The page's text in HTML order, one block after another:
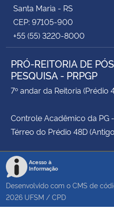
Santa Maria - RS
CEP: 97105-900
+55 (55) 3220-8000
PRÓ-REITORIA DE
PESQUISA - PRPGP
7º andar da Reitoria (Prédio
Controle Acadêmico da PG
Térreo do Prédio 48D
Acesso à
Informação
Desenvolvido com o CMS de
2026 UFSM / CPD